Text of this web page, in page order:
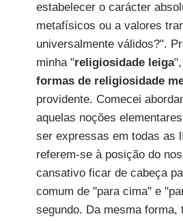
estabelecer o carácter
metafísicos ou a valores
universalmente válidos?".
minha "religiosidade leiga
formas de religiosidade
providente. Comecei
aquelas noções
ser expressas em todas as
referem-se à posição do
cansativo ficar de cabeça
comum de "para cima" e
segundo. Da mesma